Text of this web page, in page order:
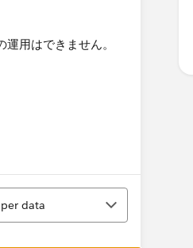
用はできません。
data